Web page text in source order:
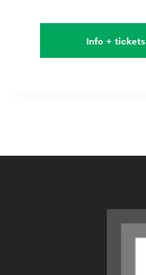
Info + tickets